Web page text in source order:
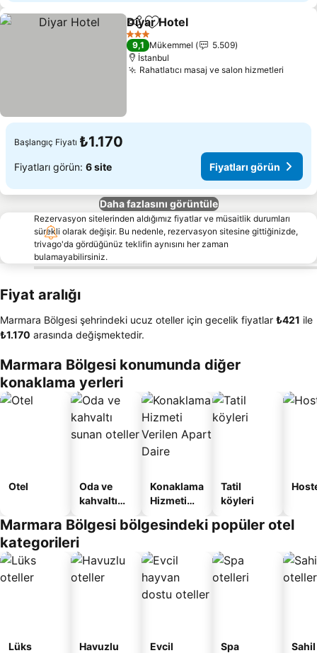
PaylaşFavorilerime ekle
Diyar Hotel
3 Yıldız
9,1 Mükemmel
5.509
İstanbul
Rahatlatıcı masaj ve salon hizmetleri
Başlangıç Fiyatı ₺1.170
Fiyatları görün: 6 site Fiyatları görün
Daha fazlasını görüntüle
Rezervasyon sitelerinden aldığımız fiyatlar ve müsaitlik durumları
sürekli olarak değişir. Bu nedenle, rezervasyon sitesine gittiğinizde,
trivago'da gördüğünüz teklifin aynısını her zaman
bulamayabilirsiniz.
Fiyat aralığı
Marmara Bölgesi şehrindeki ucuz oteller için gecelik fiyatlar ‎₺421 ile
‎₺1.170 arasında değişmektedir.
Marmara Bölgesi konumunda diğer
konaklama yerleri
Otel
Oda ve
kahvaltı
oteller
Konaklama
Hizmeti
Apart
Tatil
köyleri
Marmara Bölgesi bölgesindeki popüler otel
kategorileri
Lüks
Havuzlu
Evcil
Spa
Sahil